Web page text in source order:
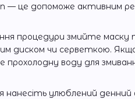
— це допоможе активним
процедури змийте
диском чи серветкою.
воду для
нанесіть улюблений